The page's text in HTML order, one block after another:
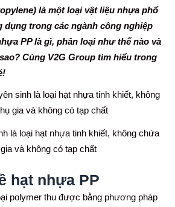
là một loại vật liệu nhựa phổ
dụng trong các ngành công nghiệp
PP là gì, phân loại như thế nào và
Cùng V2G Group tìm hiểu trong
là loại hạt nhựa tinh khiết, không chứa
và không có tạp chất
hạt nhựa PP
polymer thu được bằng phương pháp